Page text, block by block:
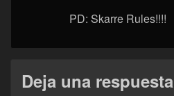
PD: Skarre Rules!!!!
Deja una respuesta